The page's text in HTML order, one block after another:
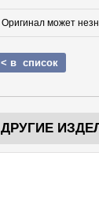
Оригинал может
< в список
ДРУГИЕ